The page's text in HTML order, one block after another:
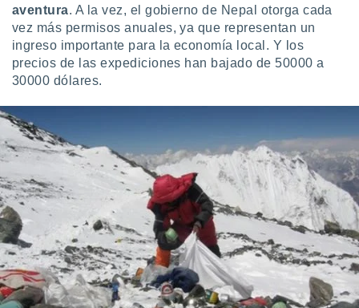
aventura. A la vez, el gobierno de Nepal otorga cada
vez más permisos anuales, ya que representan un
ingreso importante para la economía local. Y los
precios de las expediciones han bajado de 50000 a
30000 dólares.